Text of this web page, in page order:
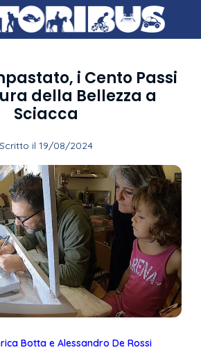
i Cento Passi
della Bellezza a
Sciacca
Scritto il 19/08/2024
Botta e Alessandro De Rossi